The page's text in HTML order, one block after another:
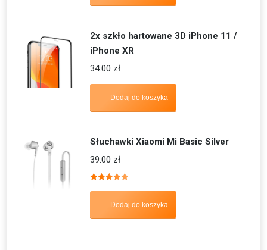
2x szkło hartowane 3D iPhone 11 /
iPhone XR
34.00 zł
Dodaj do koszyka
Słuchawki Xiaomi Mi Basic Silver
39.00 zł
5.00
Dodaj do koszyka